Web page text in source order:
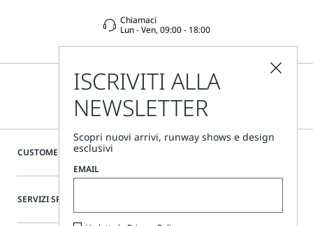
CUSTOMER CARE
SERVIZI SPECIALI
Chiamaci
Lun - Ven, 09:00 - 18:00
ISCRIVITI ALLA
NEWSLETTER
Scopri nuovi arrivi, runway shows e design
esclusivi
EMAIL